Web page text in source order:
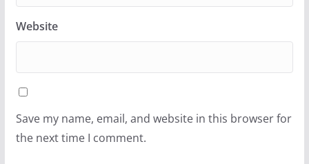
Website
Save my name, email, and website in this browser for
the next time I comment.